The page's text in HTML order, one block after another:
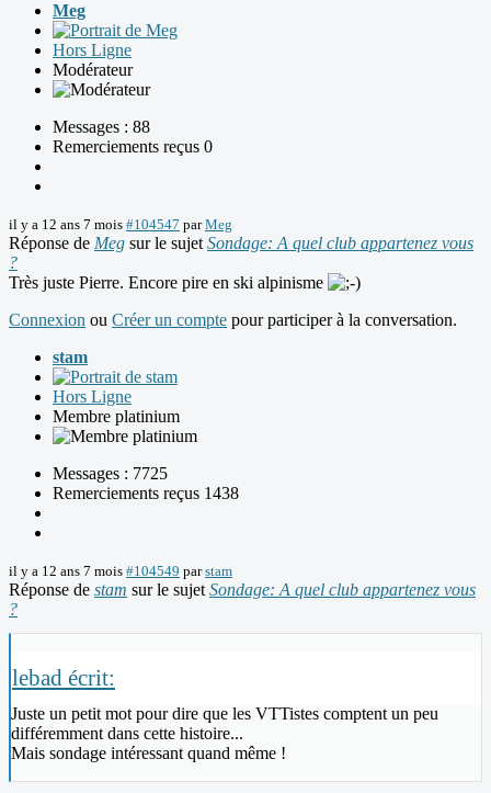
Meg
Hors Ligne
Modérateur
Messages : 88
Remerciements reçus 0
il y a 12 ans 7 mois #104547 parMeg
Réponse de Meg sur le sujet Sondage: A quel club appartenez vous
?
Très juste Pierre. Encore pire en ski alpinisme
Connexion ou Créer un compte pour participer à la conversation.
stam
Hors Ligne
Membre platinium
Messages : 7725
Remerciements reçus 1438
il y a 12 ans 7 mois #104549 parstam
Réponse de stam sur le sujet Sondage: A quel club appartenez vous
?
lebad écrit:
Juste un petit mot pour dire que les VTTistes comptent un peu
différemment dans cette histoire...
Mais sondage intéressant quand même !